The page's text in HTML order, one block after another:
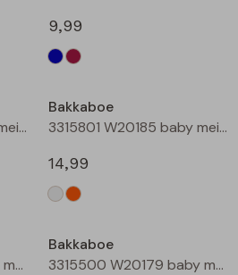
9,99
3315801 W20185 baby meisjes rok kort Champagne
Bakkaboe
3315801 W20185 baby meisjes rok kort Perzik
14,99
3315500 W20179 baby meisjes gilet/hesje Cerise
Bakkaboe
3315500 W20179 baby meisjes gilet/hesje Cream